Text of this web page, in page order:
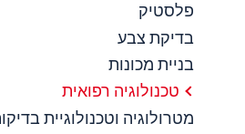
פלסטיק
בדיקת צבע
בניית מכונות
טכנולוגיה רפואית
מטרולוגיה וטכנולוגיית